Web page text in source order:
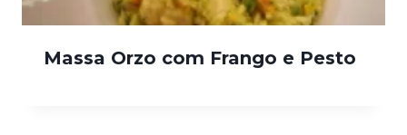
Massa Orzo com Frango e Pesto